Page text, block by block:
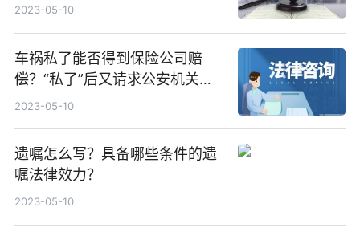
2023-05-10
车祸私了能否得到保险公司赔
偿？“私了”后又请求公安机关处
理的会立案吗？
2023-05-10
遗嘱怎么写？具备哪些条件的遗
嘱法律效力？
2023-05-10